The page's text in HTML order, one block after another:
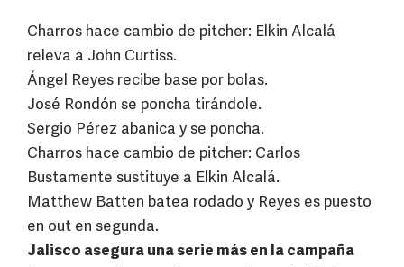
Charros hace cambio de pitcher: Elkin Alcalá
releva a John Curtiss.
Ángel Reyes recibe base por bolas.
José Rondón se poncha tirándole.
Sergio Pérez abanica y se poncha.
Charros hace cambio de pitcher: Carlos
Bustamente sustituye a Elkin Alcalá.
Matthew Batten batea rodado y Reyes es puesto
en out en segunda.
Jalisco asegura una serie más en la campaña